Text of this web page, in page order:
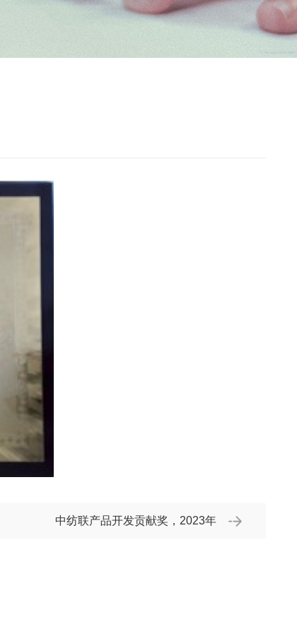
中纺联产品开发贡献奖，2023年